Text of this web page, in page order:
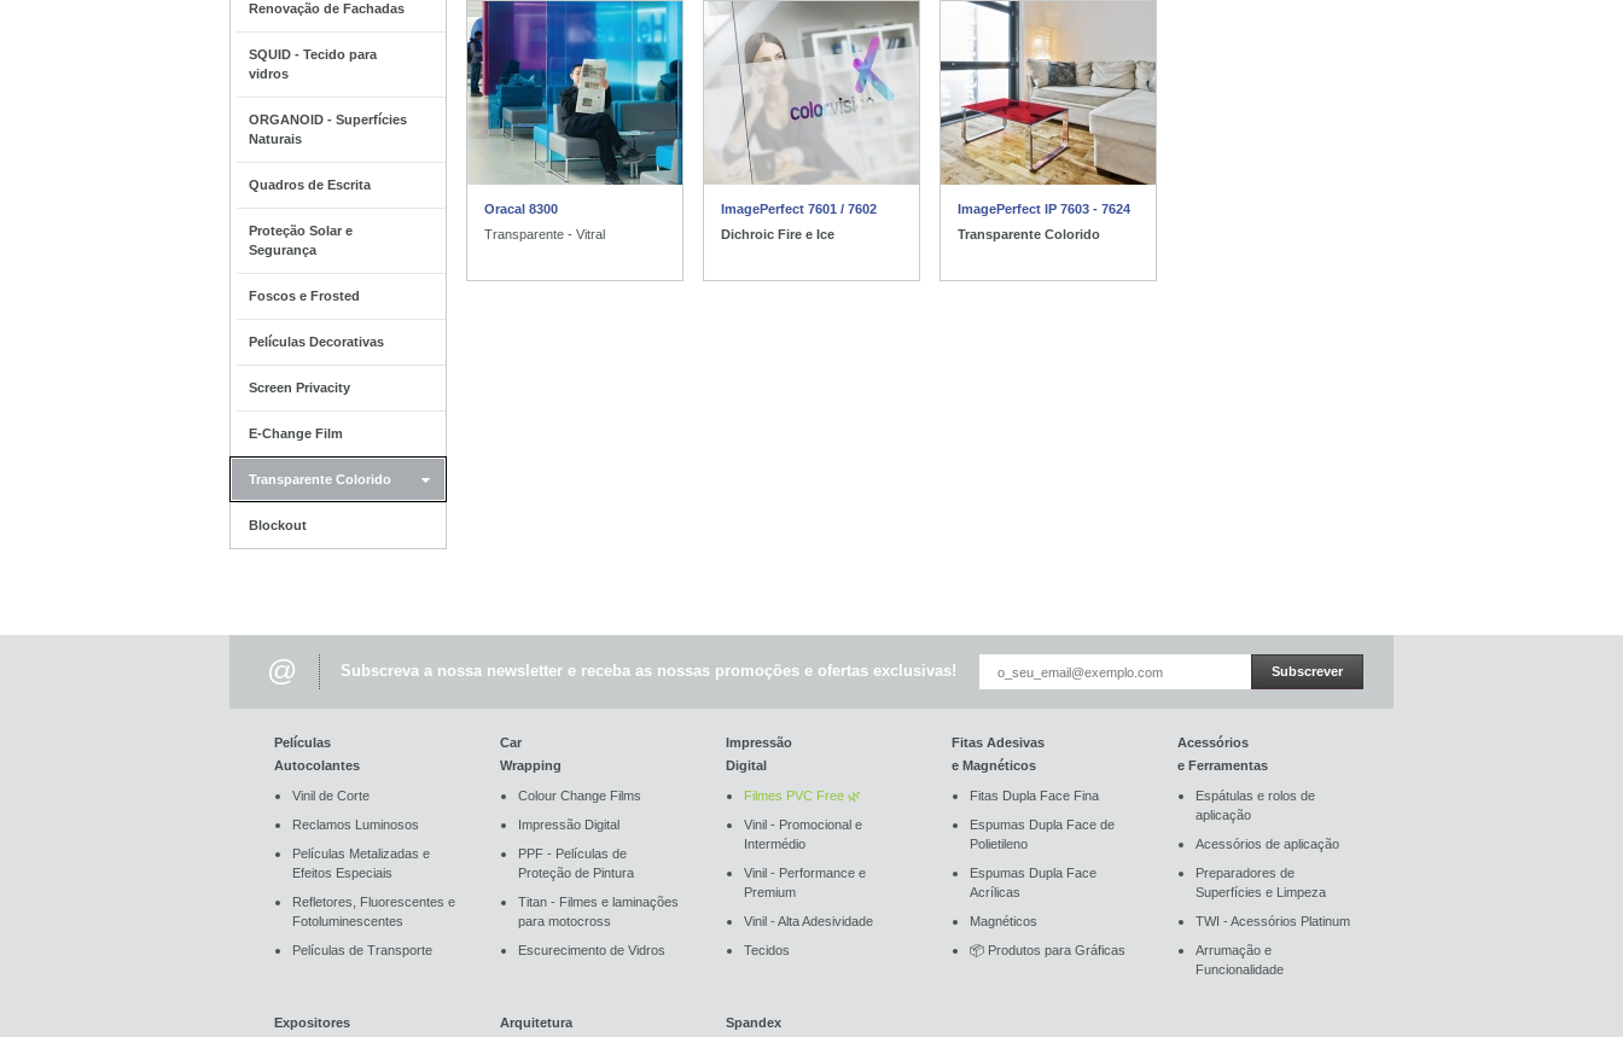
Renovação de Fachadas
SQUID - Tecido para
vidros
ORGANOID - Superfícies
Naturais
Quadros de Escrita
Proteção Solar e
Segurança
Foscos e Frosted
Películas Decorativas
Screen Privacity
E-Change Film
Transparente Colorido
Blockout
Oracal 8300
Transparente - Vitral
ImagePerfect 7601 / 7602
Dichroic Fire e Ice
ImagePerfect IP 7603 - 7624
Transparente Colorido
@ Subscreva a nossa newsletter e receba as nossas promoções e ofertas exclusivas! Subscrever
Películas
Autocolantes
Vinil de Corte
Reclamos Luminosos
Películas Metalizadas e
Efeitos Especiais
Refletores, Fluorescentes e
Fotoluminescentes
Películas de Transporte
Car
Wrapping
Colour Change Films
Impressão Digital
PPF - Películas de
Proteção de Pintura
Titan - Filmes e laminações
para motocross
Escurecimento de Vidros
Impressão
Digital
Filmes PVC Free 🌿
Vinil - Promocional e
Intermédio
Vinil - Performance e
Premium
Vinil - Alta Adesividade
Tecidos
Fitas Adesivas
e Magnéticos
Fitas Dupla Face Fina
Espumas Dupla Face de
Polietileno
Espumas Dupla Face
Acrílicas
Magnéticos
📦 Produtos para Gráficas
Acessórios
e Ferramentas
Espátulas e rolos de
aplicação
Acessórios de aplicação
Preparadores de
Superfícies e Limpeza
TWI - Acessórios Platinum
Arrumação e
Funcionalidade
Expositores Arquitetura Spandex